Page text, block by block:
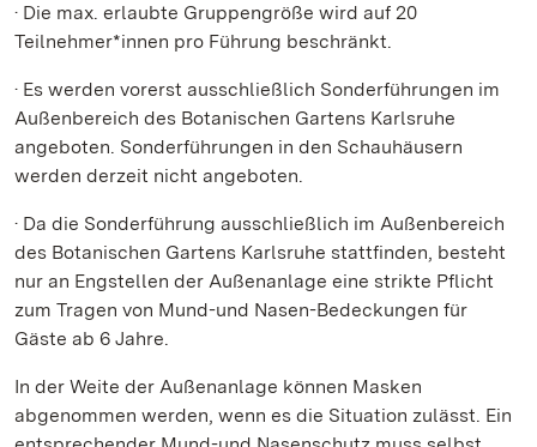
· Die max. erlaubte Gruppengröße wird auf 20
Teilnehmer*innen pro Führung beschränkt.
· Es werden vorerst ausschließlich Sonderführungen im
Außenbereich des Botanischen Gartens Karlsruhe
angeboten. Sonderführungen in den Schauhäusern
werden derzeit nicht angeboten.
· Da die Sonderführung ausschließlich im Außenbereich
des Botanischen Gartens Karlsruhe stattfinden, besteht
nur an Engstellen der Außenanlage eine strikte Pflicht
zum Tragen von Mund-und Nasen-Bedeckungen für
Gäste ab 6 Jahre.
In der Weite der Außenanlage können Masken
abgenommen werden, wenn es die Situation zulässt. Ein